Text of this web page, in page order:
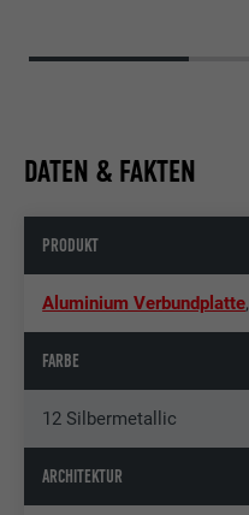
DATEN & FAKTEN
PRODUKT
Aluminium Verbundplatte,
FARBE
12 Silbermetallic
ARCHITEKTUR